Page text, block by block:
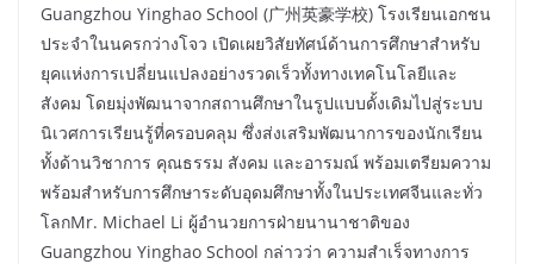
Guangzhou Yinghao School (广州英豪学校) โรงเรียนเอกชน
ประจำในนครกว่างโจว เปิดเผยวิสัยทัศน์ด้านการศึกษาสำหรับ
ยุคแห่งการเปลี่ยนแปลงอย่างรวดเร็วทั้งทางเทคโนโลยีและ
สังคม โดยมุ่งพัฒนาจากสถานศึกษาในรูปแบบดั้งเดิมไปสู่ระบบ
นิเวศการเรียนรู้ที่ครอบคลุม ซึ่งส่งเสริมพัฒนาการของนักเรียน
ทั้งด้านวิชาการ คุณธรรม สังคม และอารมณ์ พร้อมเตรียมความ
พร้อมสำหรับการศึกษาระดับอุดมศึกษาทั้งในประเทศจีนและทั่ว
โลกMr. Michael Li ผู้อำนวยการฝ่ายนานาชาติของ
Guangzhou Yinghao School กล่าวว่า ความสำเร็จทางการ